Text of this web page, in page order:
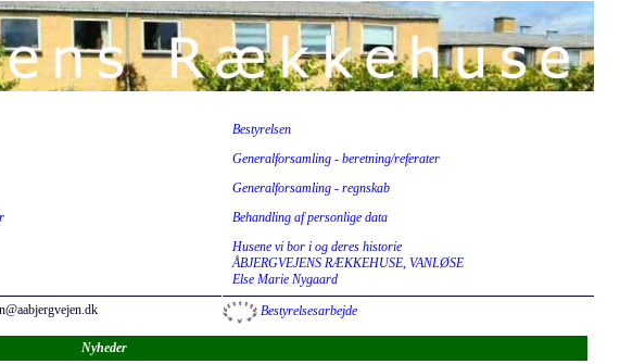
Bestyrelsen
Generalforsamling - beretning/referater
Generalforsamling - regnskab
Behandling af personlige data
Husene vi bor i og deres historie
ÅBJERGVEJENS RÆKKEHUSE, VANLØSE
Else Marie Nygaard
Bestyrelsesarbejde
Nyheder